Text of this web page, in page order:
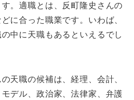
。適職とは、反町隆史さんの
に合った職業です。いわば、
中に天職もあるといえるでし
天職の候補は、経理、会計、
デル、政治家、法律家、弁護